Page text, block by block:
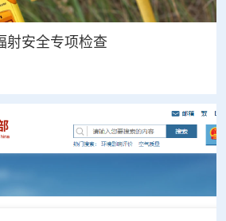
射安全专项检查